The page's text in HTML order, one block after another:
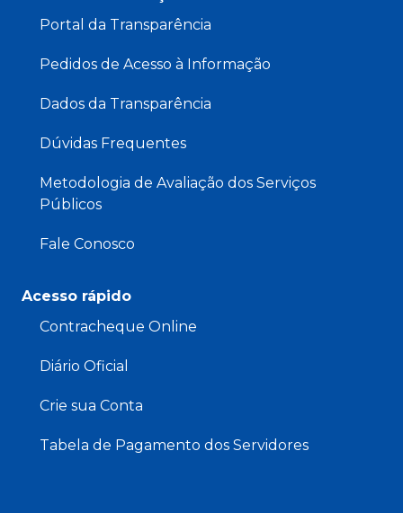
Portal da Transparência
Pedidos de Acesso à Informação
Dados da Transparência
Dúvidas Frequentes
Metodologia de Avaliação dos Serviços
Públicos
Fale Conosco
Acesso rápido
Contracheque Online
Diário Oficial
Crie sua Conta
Tabela de Pagamento dos Servidores